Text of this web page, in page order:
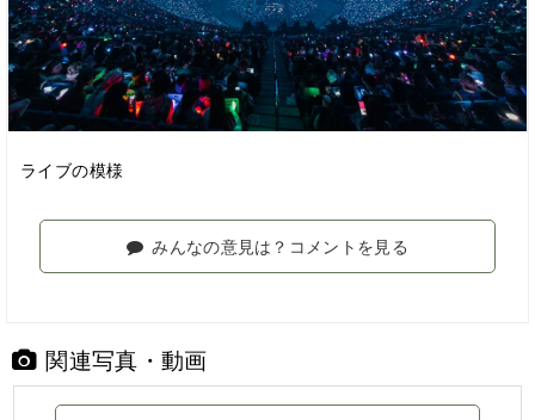
ライブの模様
みんなの意見は？コメントを見る
関連写真・動画